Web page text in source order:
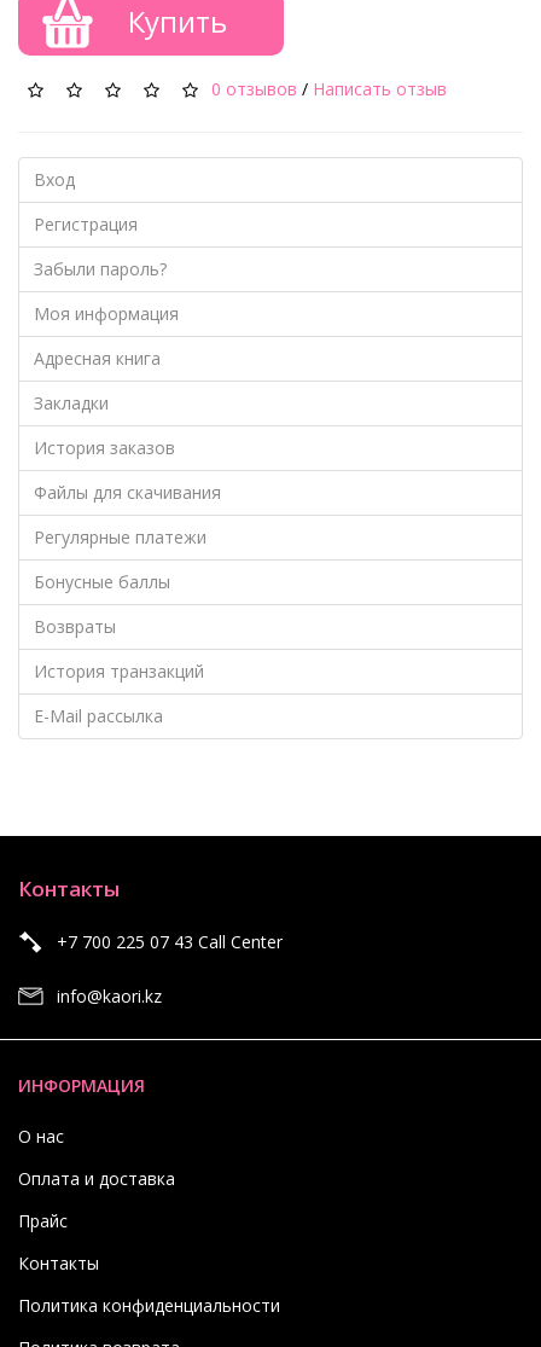
Купить
0 отзывов / Написать отзыв
Вход
Регистрация
Забыли пароль?
Моя информация
Адресная книга
Закладки
История заказов
Файлы для скачивания
Регулярные платежи
Бонусные баллы
Возвраты
История транзакций
E-Mail рассылка
Контакты
+7 700 225 07 43 Call Center
info@kaori.kz
ИНФОРМАЦИЯ
О нас
Оплата и доставка
Прайс
Контакты
Политика конфиденциальности